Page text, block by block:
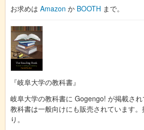
お求めは Amazon か BOOTH まで。
『岐阜大学の教科書』
岐阜大学の教科書に Gogengo! が掲載さ
教科書は一般向けにも販売されています
り。